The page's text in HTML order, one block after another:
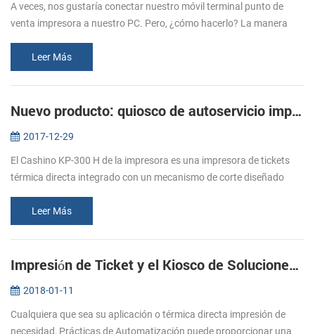
A veces, nos gustaría conectar nuestro móvil terminal punto de
venta impresora a nuestro PC. Pero, ¿cómo hacerlo? La manera
después de ...
Leer Más
Nuevo producto: quiosco de autoservicio impresoras KP-300 H
2017-12-29
El Cashino KP-300 H de la impresora es una impresora de tickets
térmica directa integrado con un mecanismo de corte diseñado
300 H ca...
Leer Más
Impresión de Ticket y el Kiosco de Soluciones de Impresión
2018-01-11
Cualquiera que sea su aplicación o térmica directa impresión de
necesidad, Prácticas de Automatización puede proporcionar una